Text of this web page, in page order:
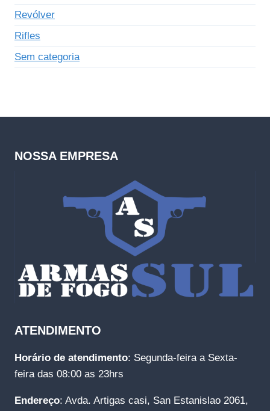
Revólver
Rifles
Sem categoria
NOSSA EMPRESA
ATENDIMENTO
Horário de atendimento: Segunda-feira a Sexta-
feira das 08:00 as 23hrs
Endereço: Avda. Artigas casi, San Estanislao 2061,